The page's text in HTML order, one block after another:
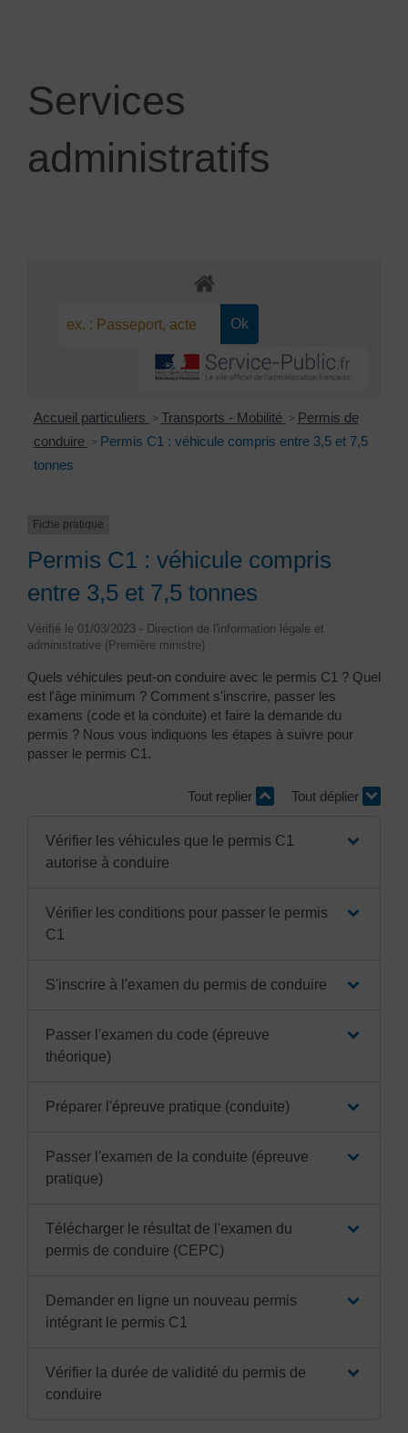
Services
administratifs
Accueil particuliers > Transports - Mobilité > Permis de
conduire > Permis C1 : véhicule compris entre 3,5 et 7,5
tonnes
Fiche pratique
Permis C1 : véhicule compris
entre 3,5 et 7,5 tonnes
Vérifié le 01/03/2023 - Direction de l'information légale et
administrative (Première ministre)
Quels véhicules peut-on conduire avec le permis C1 ? Quel
est l'âge minimum ? Comment s'inscrire, passer les
examens (code et la conduite) et faire la demande du
permis ? Nous vous indiquons les étapes à suivre pour
passer le permis C1.
Tout replier Tout déplier
Vérifier les véhicules que le permis C1
autorise à conduire
Vérifier les conditions pour passer le permis
C1
S'inscrire à l'examen du permis de conduire
Passer l'examen du code (épreuve
théorique)
Préparer l'épreuve pratique (conduite)
Passer l'examen de la conduite (épreuve
pratique)
Télécharger le résultat de l'examen du
permis de conduire (CEPC)
Demander en ligne un nouveau permis
intégrant le permis C1
Vérifier la durée de validité du permis de
conduire